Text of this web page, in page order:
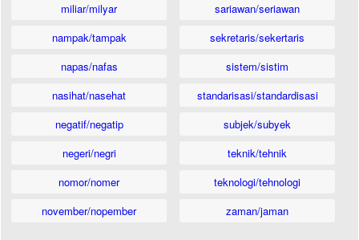
miliar/milyar
nampak/tampak
napas/nafas
nasihat/nasehat
negatif/negatip
negeri/negri
nomor/nomer
november/nopember
sariawan/seriawan
sekretaris/sekertaris
sistem/sistim
standarisasi/standardisasi
subjek/subyek
teknik/tehnik
teknologi/tehnologi
zaman/jaman